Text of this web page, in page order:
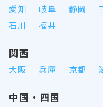
愛知 岐阜 静岡
石川
福井
関西
大阪 兵庫 京都
中国・四国